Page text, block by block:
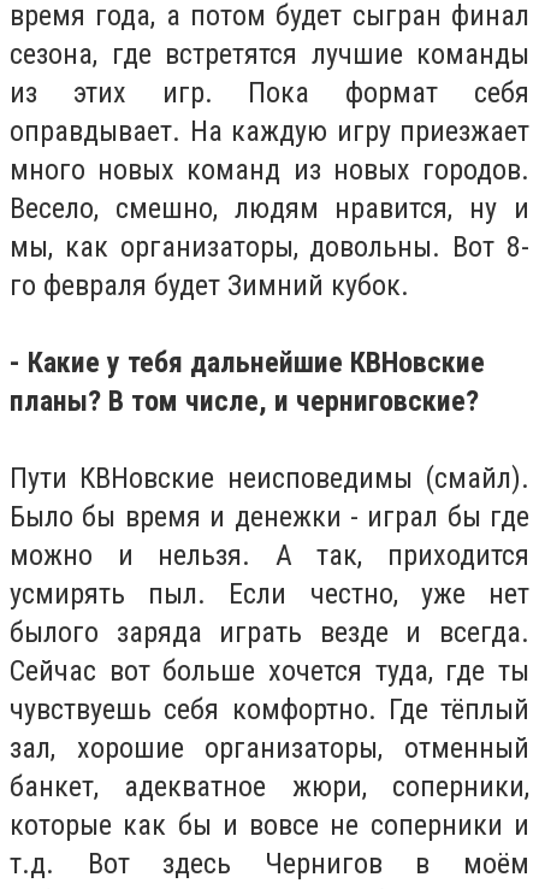
время года, а потом будет сыгран финал
сезона, где встретятся лучшие команды
из этих игр. Пока формат себя
оправдывает. На каждую игру приезжает
много новых команд из новых городов.
Весело, смешно, людям нравится, ну и
мы, как организаторы, довольны. Вот 8-
го февраля будет Зимний кубок.
- Какие у тебя дальнейшие КВНовские
планы? В том числе, и черниговские?
Пути КВНовские неисповедимы (смайл).
Было бы время и денежки - играл бы где
можно и нельзя. А так, приходится
усмирять пыл. Если честно, уже нет
былого заряда играть везде и всегда.
Сейчас вот больше хочется туда, где ты
чувствуешь себя комфортно. Где тёплый
зал, хорошие организаторы, отменный
банкет, адекватное жюри, соперники,
которые как бы и вовсе не соперники и
т.д. Вот здесь Чернигов в моём